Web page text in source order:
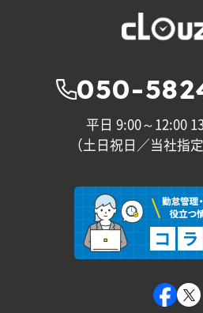
050-
平日 9:00～12:00
（土日祝日／当社指